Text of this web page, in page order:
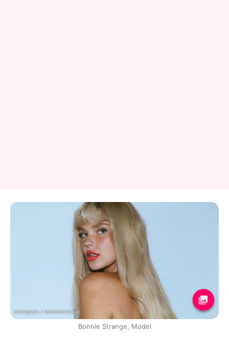
Instagram / bonniestrange
Bonnie Strange, Model